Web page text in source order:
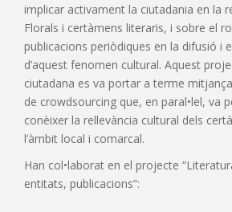
implicar activament la ciutadania en la
Florals i certàmens literaris, i sobre el
publicacions periòdiques en la difusió i
d’aquest fenomen cultural. Aquest
ciutadana es va portar a terme
de crowdsourcing que, en paral•lel, va
conèixer la rellevància cultural dels
l’àmbit local i comarcal.
Han col•laborat en el projecte
entitats, publicacions”: